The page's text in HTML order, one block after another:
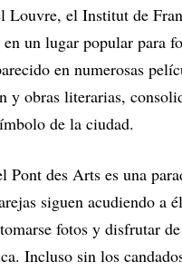
Louvre, el Institut de
un lugar popular para
en numerosas
y obras literarias,
de la ciudad.
Pont des Arts es una
siguen acudiendo a
fotos y disfrutar
Incluso sin los